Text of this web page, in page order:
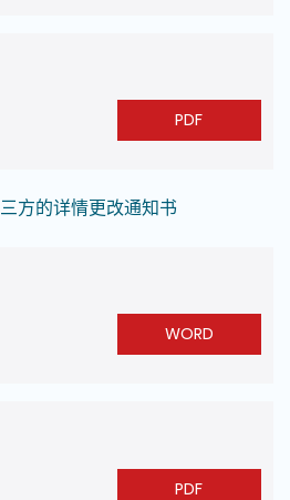
PDF
方的详情更改通知书
WORD
PDF